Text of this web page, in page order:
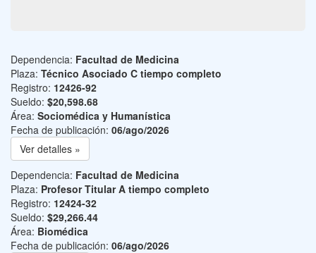
Dependencia: Facultad de Medicina
Plaza: Técnico Asociado C tiempo completo
Registro: 12426-92
Sueldo: $20,598.68
Área: Sociomédica y Humanística
Fecha de publicación: 06/ago/2026
Ver detalles »
Dependencia: Facultad de Medicina
Plaza: Profesor Titular A tiempo completo
Registro: 12424-32
Sueldo: $29,266.44
Área: Biomédica
Fecha de publicación: 06/ago/2026